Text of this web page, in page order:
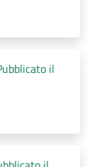
il